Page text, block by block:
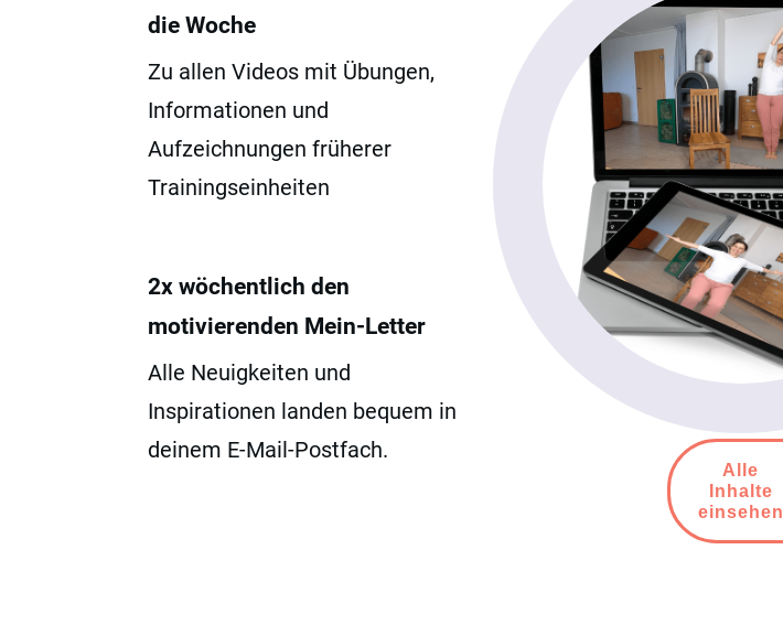
die Woche
Zu allen Videos mit Übungen,
Informationen und
Aufzeichnungen früherer
Trainingseinheiten
2x wöchentlich den
motivierenden Mein-Letter
Alle Neuigkeiten und
Inspirationen landen bequem in
deinem E-Mail-Postfach.
Alle
Inhalte
einsehen